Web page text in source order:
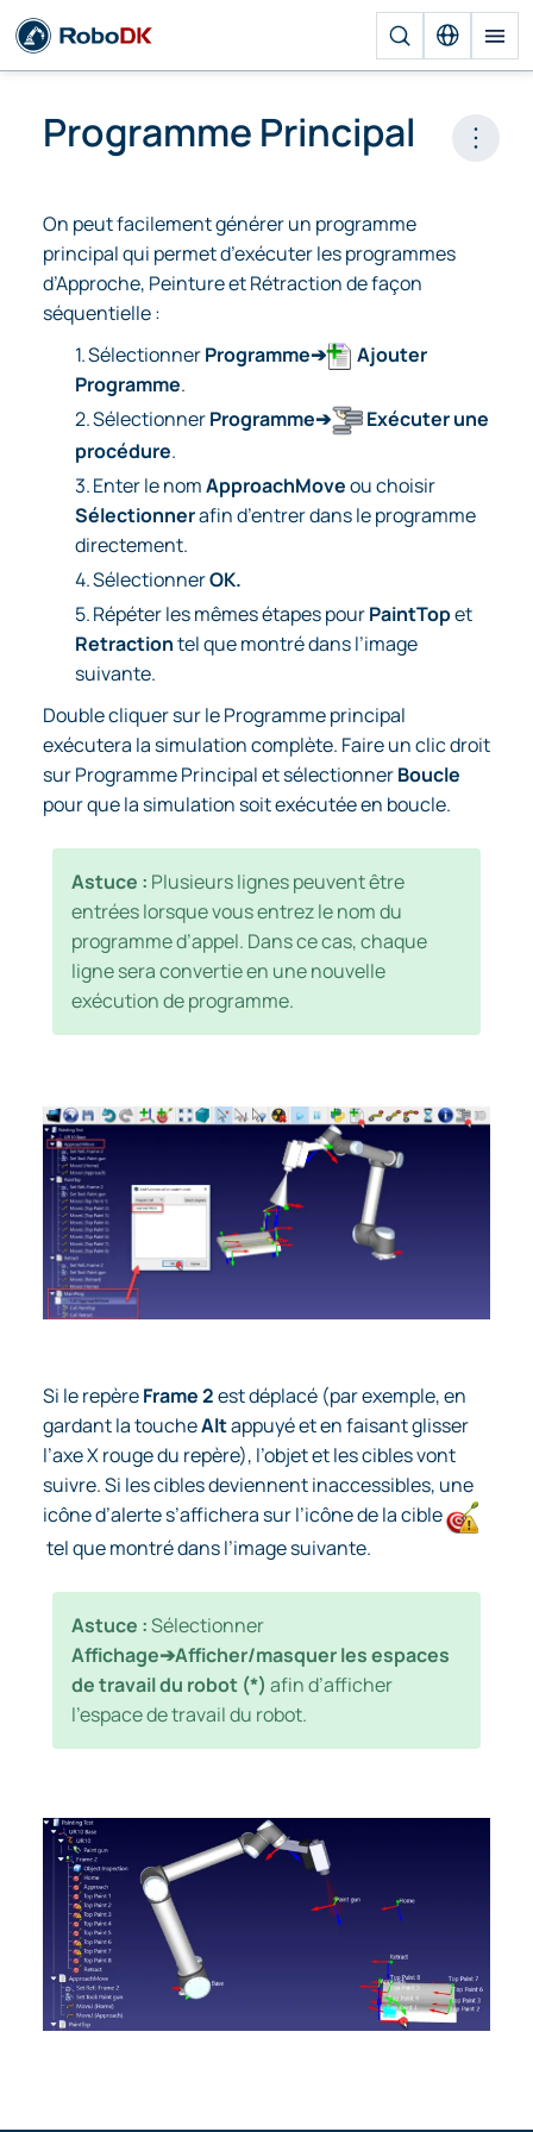
Programme Principal Open
On peut facilement générer un programme
principal qui permet d’exécuter les programmes
d’Approche, Peinture et Rétraction de façon
séquentielle :
1.SélectionnerProgramme➔
Ajouter
Programme.
2.SélectionnerProgramme➔
Exécuter une
procédure.
3.Enter le nomApproachMoveou choisir
Sélectionnerafin d’entrer dans le programme
directement.
4.SélectionnerOK.
5.Répéter les mêmes étapes pourPaintTopet
Retractiontel que montré dans l’image
suivante.
Double cliquer sur le Programme principal
exécutera la simulation complète. Faire un clic droit
sur Programme Principal et sélectionnerBoucle
pour que la simulation soit exécutée en boucle.
Astuce : Plusieurs lignes peuvent être
entrées lorsque vous entrez le nom du
programme d’appel. Dans ce cas, chaque
ligne sera convertie en une nouvelle
exécution de programme.
Si le repèreFrame 2est déplacé (par exemple, en
gardant la toucheAltappuyé et en faisant glisser
l’axe X rouge du repère), l’objet et les cibles vont
suivre. Si les cibles deviennent inaccessibles, une
icône d’alerte s’affichera sur l’icône de la cible
tel que montré dans l’image suivante.
Astuce :Sélectionner
Affichage➔Afficher/masquer les espaces
de travail du robot (*) afin d’afficher
l’espace de travail du robot.